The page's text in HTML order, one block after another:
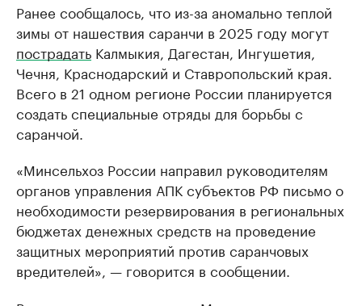
Ранее сообщалось, что из-за аномально теплой
зимы от нашествия саранчи в 2025 году могут
пострадать Калмыкия, Дагестан, Ингушетия,
Чечня, Краснодарский и Ставропольский края.
Всего в 21 одном регионе России планируется
создать специальные отряды для борьбы с
саранчой.
«Минсельхоз России направил руководителям
органов управления АПК субъектов РФ письмо о
необходимости резервирования в региональных
бюджетах денежных средств на проведение
защитных мероприятий против саранчовых
вредителей», — говорится в сообщении.